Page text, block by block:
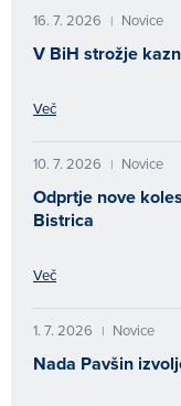
16. 7. 2026 | Novice
V BiH strožje
Več
10. 7. 2026 | Novice
Odprtje nove
Bistrica
Več
1. 7. 2026 | Novice
Nada Pavšin